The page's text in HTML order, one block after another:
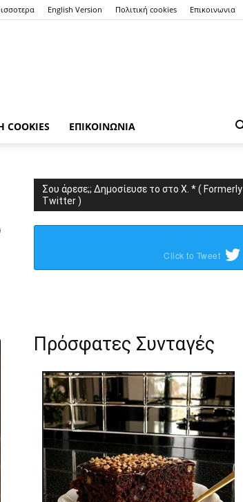
English Version Πολιτική cookies Επικοινωνια
COOKIES ΕΠΙΚΟΙΝΩΝΙΑ
Σου άρεσε;; Δημοσίευσε το στο X. * ( Formerly
Twitter )
Click to Tweet
Πρόσφατες Συνταγές